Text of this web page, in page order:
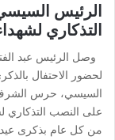
الرئيس
التذكاري
وصل الرئيس عبد
السيسي، حرس الشرف
من كل عام بذكرى